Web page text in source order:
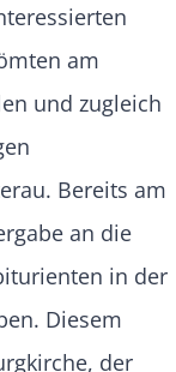
am
und zugleich
Bereits am
an die
in der
Diesem
der